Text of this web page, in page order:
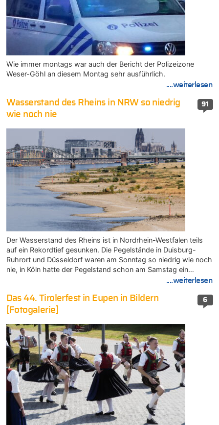
Wie immer montags war auch der Bericht der Polizeizone
Weser-Göhl an diesem Montag sehr ausführlich.
....weiterlesen
91
Wasserstand des Rheins in NRW so niedrig
wie noch nie
Der Wasserstand des Rheins ist in Nordrhein-Westfalen teils
auf ein Rekordtief gesunken. Die Pegelstände in Duisburg-
Ruhrort und Düsseldorf waren am Sonntag so niedrig wie noch
nie, in Köln hatte der Pegelstand schon am Samstag ein…
....weiterlesen
6
Das 44. Tirolerfest in Eupen in Bildern
[Fotogalerie]